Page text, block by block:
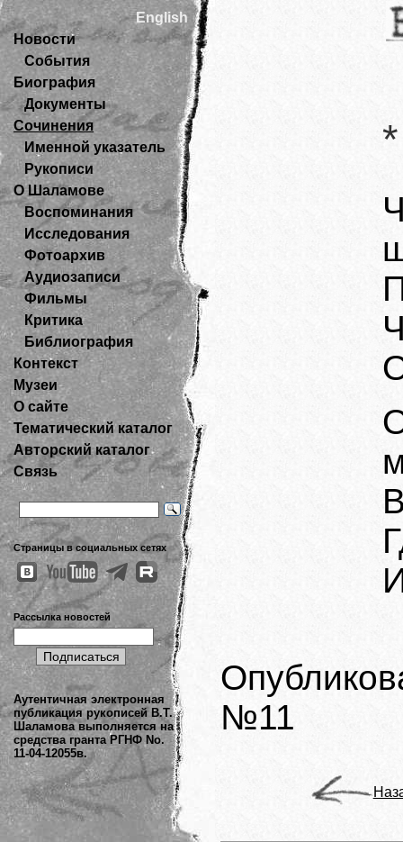
English
Новости
События
Биография
Документы
Сочинения
Именной указатель
Рукописи
О Шаламове
Воспоминания
Исследования
Фотоархив
Аудиозаписи
Фильмы
Критика
Библиография
Контекст
Музеи
О сайте
Тематический каталог
Авторский каталог
Связь
Страницы в социальных сетях
Рассылка новостей
Аутентичная электронная
публикация рукописей В.Т.
Шаламова выполняется на
средства гранта РГНФ No.
11-04-12055в.
№11